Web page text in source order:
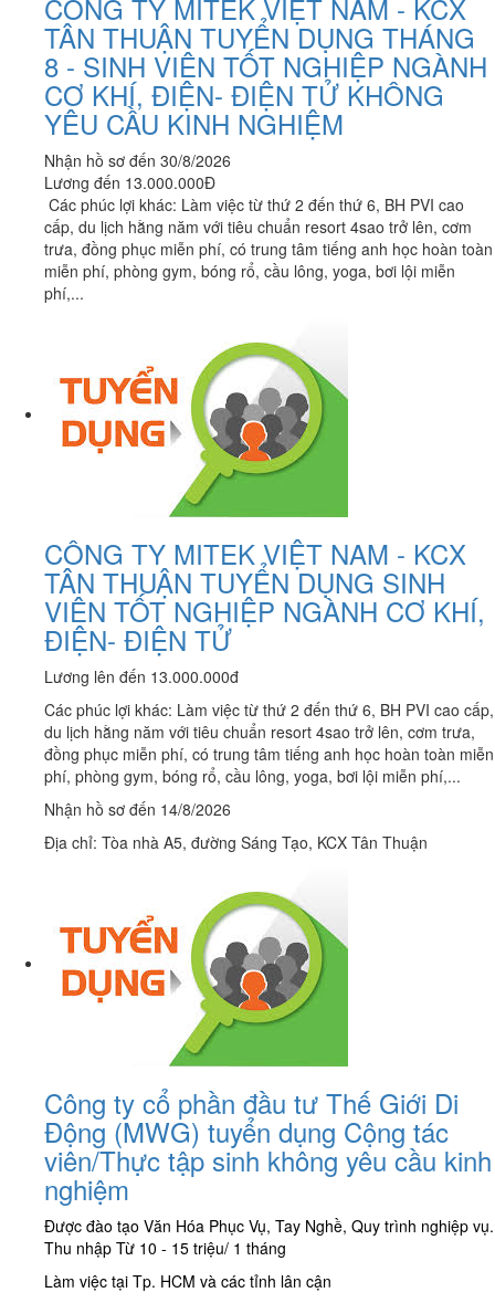
CÔNG TY MITEK VIỆT NAM - KCX
TÂN THUẬN TUYỂN DỤNG THÁNG
8 - SINH VIÊN TỐT NGHIỆP NGÀNH
CƠ KHÍ, ĐIỆN- ĐIỆN TỬ KHÔNG
YÊU CẦU KINH NGHIỆM
Nhận hồ sơ đến 30/8/2026
Lương đến 13.000.000Đ
Các phúc lợi khác: Làm việc từ thứ 2 đến thứ 6, BH PVI cao
cấp, du lịch hằng năm với tiêu chuẩn resort 4sao trở lên, cơm
trưa, đồng phục miễn phí, có trung tâm tiếng anh học hoàn toàn
miễn phí, phòng gym, bóng rổ, cầu lông, yoga, bơi lội miễn
phí,...
CÔNG TY MITEK VIỆT NAM - KCX
TÂN THUẬN TUYỂN DỤNG SINH
VIÊN TỐT NGHIỆP NGÀNH CƠ KHÍ,
ĐIỆN- ĐIỆN TỬ
Lương lên đến 13.000.000đ
Các phúc lợi khác: Làm việc từ thứ 2 đến thứ 6, BH PVI cao cấp,
du lịch hằng năm với tiêu chuẩn resort 4sao trở lên, cơm trưa,
đồng phục miễn phí, có trung tâm tiếng anh học hoàn toàn miễn
phí, phòng gym, bóng rổ, cầu lông, yoga, bơi lội miễn phí,...
Nhận hồ sơ đến 14/8/2026
Địa chỉ: Tòa nhà A5, đường Sáng Tạo, KCX Tân Thuận
Công ty cổ phần đầu tư Thế Giới Di
Động (MWG) tuyển dụng Cộng tác
viên/Thực tập sinh không yêu cầu kinh
nghiệm
Được đào tạo Văn Hóa Phục Vụ, Tay Nghề, Quy trình nghiệp vụ.
Thu nhập Từ 10 - 15 triệu/ 1 tháng
Làm việc tại Tp. HCM và các tỉnh lân cận